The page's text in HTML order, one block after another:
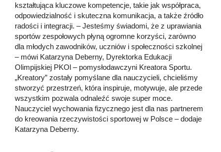
kształtująca kluczowe kompetencje, takie jak współpraca,
odpowiedzialność i skuteczna komunikacja, a także źródło
radości i integracji. – Jesteśmy świadomi, że z uprawiania
sportów zespołowych płyną ogromne korzyści, zarówno
dla młodych zawodników, uczniów i społeczności szkolnej
– mówi Katarzyna Deberny, Dyrektorka Edukacji
Olimpijskiej PKOl – pomysłodawczyni Kreatora Sportu.
„Kreatory” zostały pomyślane dla nauczycieli, chcieliśmy
stworzyć przestrzeń, która inspiruje, motywuje, ale przede
wszystkim pozwala odnaleźć swoje super moce.
Nauczyciel wychowania fizycznego jest dla nas partnerem
do kreowania rzeczywistości sportowej w Polsce – dodaje
Katarzyna Deberny.